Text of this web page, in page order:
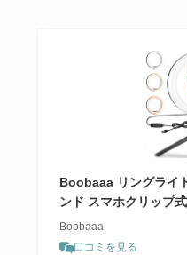
Boobaaa リングライ
ンド スマホクリップ
Boobaaa
口コミを見る